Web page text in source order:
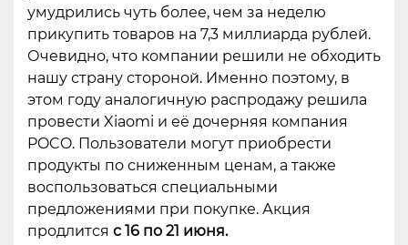
умудрились чуть более, чем за неделю
прикупить товаров на 7,3 миллиарда рублей.
Очевидно, что компании решили не обходить
нашу страну стороной. Именно поэтому, в
этом году аналогичную распродажу решила
провести Xiaomi и её дочерняя компания
POCO. Пользователи могут приобрести
продукты по сниженным ценам, а также
воспользоваться специальными
предложениями при покупке. Акция
продлится с 16 по 21 июня.